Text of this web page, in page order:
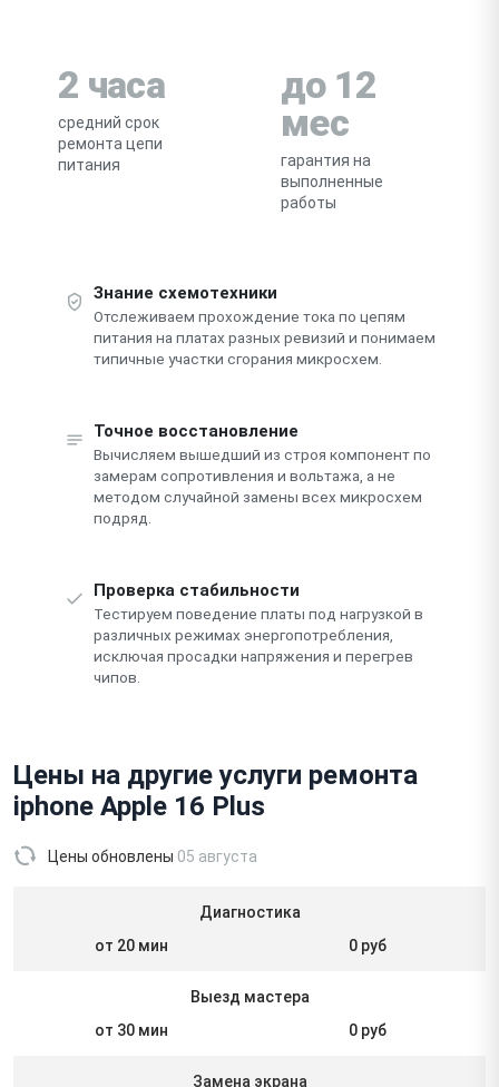
2 часа
средний срок
ремонта цепи
питания
до 12
мес
гарантия на
выполненные
работы
Знание схемотехники
Отслеживаем прохождение тока по цепям
питания на платах разных ревизий и понимаем
типичные участки сгорания микросхем.
Точное восстановление
Вычисляем вышедший из строя компонент по
замерам сопротивления и вольтажа, а не
методом случайной замены всех микросхем
подряд.
Проверка стабильности
Тестируем поведение платы под нагрузкой в
различных режимах энергопотребления,
исключая просадки напряжения и перегрев
чипов.
Цены на другие услуги ремонта
iphone Apple 16 Plus
Цены обновлены 05 августа
Диагностика
от 20 мин
0 руб
Выезд мастера
от 30 мин
0 руб
Замена экрана